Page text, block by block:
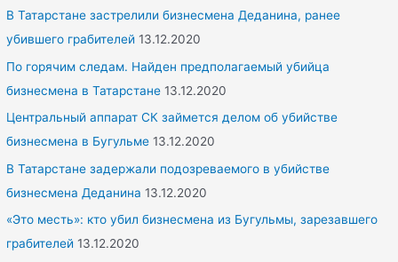
В Татарстане застрелили бизнесмена Деданина, ранее
убившего грабителей 13.12.2020
По горячим следам. Найден предполагаемый убийца
бизнесмена в Татарстане 13.12.2020
Центральный аппарат СК займется делом об убийстве
бизнесмена в Бугульме 13.12.2020
В Татарстане задержали подозреваемого в убийстве
бизнесмена Деданина 13.12.2020
«Это месть»: кто убил бизнесмена из Бугульмы, зарезавшего
грабителей 13.12.2020